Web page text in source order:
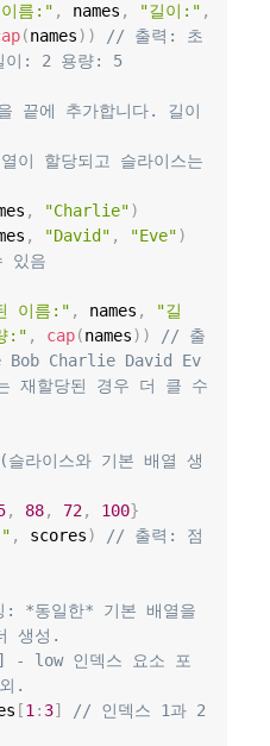
름:" , names , "길이:" ,
(names) )
// 출력: 초
이: 2 용량: 5
끝에 추가합니다. 길이
할당되고 슬라이스는
, "Charlie")
, "David" , "Eve")
있음
이름:" , names ,
"길
:" , cap(names) )
// 출
Charlie David Ev
할당된 경우 더 클 수
라이스와 기본 배열 생
, 88, 72, 100}
, scores)
// 출력: 점
: *동일한* 기본 배열을
생성.
low 인덱스 요소 포
.
[1 : 3]
// 인덱스 1과 2